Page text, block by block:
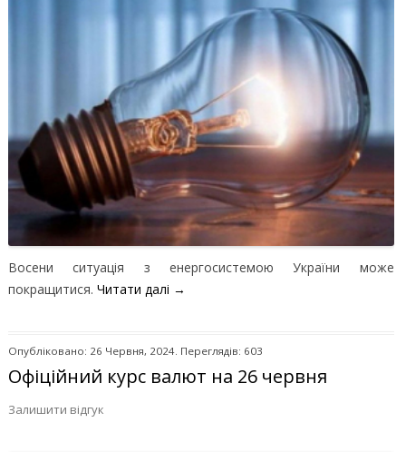
Восени ситуація з енергосистемою України може
покращитися. Читати далі →
Опубліковано: 26 Червня, 2024. Переглядів: 603
Офіційний курс валют на 26 червня
Залишити відгук